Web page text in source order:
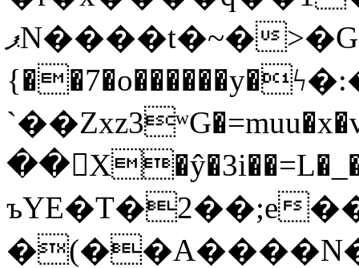
ޕN����t�~�>�G�{�Wރ�sl̞�@x_:�ˏ��՛��zU;wk�F�m�q}
ъYE�T�2��;e